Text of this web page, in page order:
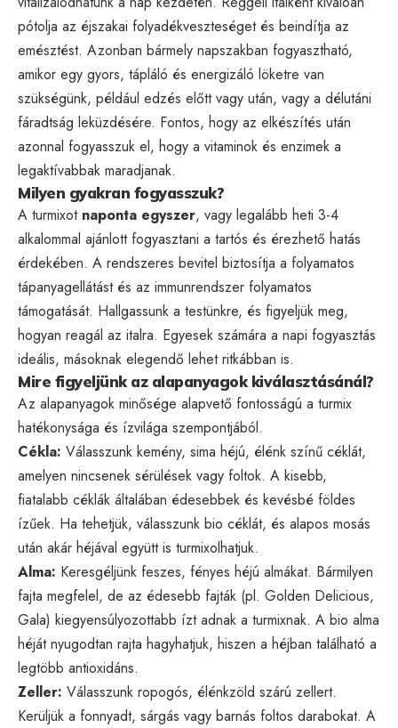
pótolja az éjszakai folyadékveszteséget és beindítja az
emésztést. Azonban bármely napszakban fogyasztható,
amikor egy gyors, tápláló és energizáló löketre van
szükségünk, például edzés előtt vagy után, vagy a délutáni
fáradtság leküzdésére. Fontos, hogy az elkészítés után
azonnal fogyasszuk el, hogy a vitaminok és enzimek a
legaktívabbak maradjanak.
Milyen gyakran fogyasszuk?
A turmixot naponta egyszer, vagy legalább heti 3-4
alkalommal ajánlott fogyasztani a tartós és érezhető hatás
érdekében. A rendszeres bevitel biztosítja a folyamatos
tápanyagellátást és az immunrendszer folyamatos
támogatását. Hallgassunk a testünkre, és figyeljük meg,
hogyan reagál az italra. Egyesek számára a napi fogyasztás
ideális, másoknak elegendő lehet ritkábban is.
Mire figyeljünk az alapanyagok kiválasztásánál?
Az alapanyagok minősége alapvető fontosságú a turmix
hatékonysága és ízvilága szempontjából.
Cékla: Válasszunk kemény, sima héjú, élénk színű céklát,
amelyen nincsenek sérülések vagy foltok. A kisebb,
fiatalabb céklák általában édesebbek és kevésbé földes
ízűek. Ha tehetjük, válasszunk bio céklát, és alapos mosás
után akár héjával együtt is turmixolhatjuk.
Alma: Keresgéljünk feszes, fényes héjú almákat. Bármilyen
fajta megfelel, de az édesebb fajták (pl. Golden Delicious,
Gala) kiegyensúlyozottabb ízt adnak a turmixnak. A bio alma
héját nyugodtan rajta hagyhatjuk, hiszen a héjban található a
legtöbb antioxidáns.
Zeller: Válasszunk ropogós, élénkzöld szárú zellert.
Kerüljük a fonnyadt, sárgás vagy barnás foltos darabokat. A